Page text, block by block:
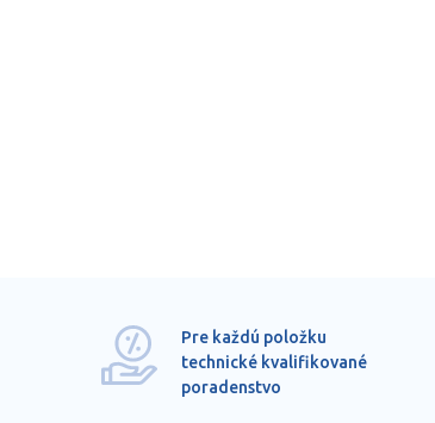
Pre každú položku
technické kvalifikované
poradenstvo